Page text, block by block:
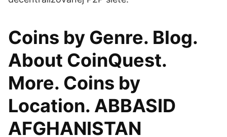
Coins by Genre. Blog.
About CoinQuest.
More. Coins by
Location. ABBASID
AFGHANISTAN